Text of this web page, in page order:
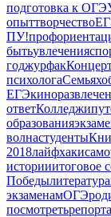
подготовка к ОГЭ
опыттворчество
ПУ!
бытьувлечения
годжурфак
психологаСемья
ЕГЭкино
ответКолледжи
образования
волнастуденты
2018лайфхаки
историиитоговое
Победылитература
экзаменамОГЭ
посмотреть